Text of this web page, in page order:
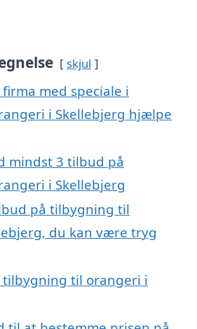
skjul
med speciale i
i Skellebjerg hjælpe
mindst 3 tilbud på
i Skellebjerg
på tilbygning til
du kan være tryg
tilbygning til orangeri i